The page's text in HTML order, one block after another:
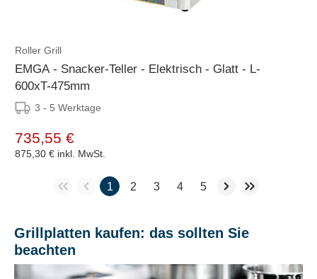
Roller Grill
EMGA - Snacker-Teller - Elektrisch - Glatt - L-
600xT-475mm
3 - 5 Werktage
735,55 €
875,30 € inkl. MwSt.
1 2 3 4 5
Grillplatten kaufen: das sollten Sie
beachten